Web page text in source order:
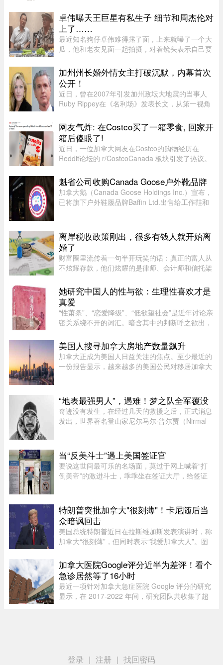
薪。数据显示，2025 年有 78% 的联邦雇员获得了
薪资提升，而工资下降者还不到万分 ...
卓伟曝天王巨星有私生子 细节和周杰伦对
上了……
最近知名狗仔卓伟难得露了面，上来就曝了一个大
瓜，他和老友见面一起拍摄，对着镜头表示自己要
下，卓伟爆料之前明确表示，故事就是故事，他手
头也没有真凭实据，建议大 ...
加州州长婚外情女主打破沉默，内幕首次
公开！
近日，曾在2007年引发加州政坛大地震的当事人
Ruby Rippey在《名利场》发表长文，从第一视角
Gavin Newsom的一段婚外情。这段尘封多年的往
事再次被推向风口浪尖。Gavin New ...
网友气炸: 在Costco买了一箱零食, 回家开
箱后傻眼了!
近日，一位加拿大网友在Costco的购物经历在
Reddit论坛的 r/CostcoCanada 板块引发了热议。
果回家一开箱，血压直接飙升——里面的零食居然
凭空消失了近三分之一！图片来 ...
魁省公司收购Canada Goose户外靴品牌
加拿大鹅（Canada Goose Holdings Inc.）宣布，
已将旗下户外鞋履品牌Baffin Ltd.出售给工作鞋和
旨在简化运营模式，将更 ...
离岸税收政策刚出，很多有钱人就开始离
婚了
财富圈里流传着一句半开玩笑的话：真正的富人从
不炫耀存款，他们炫耀的是律师、会计师和信托架
处，轻易不拨。可最近这段日子，笔者听说一个奇
怪的现象——好些身家不菲 ...
她研究中国人的性与欲：生理性喜欢才是
真爱
“性萧条”、“恋爱降级”、“低欲望社会”是近年讨论亲
密关系绕不开的词汇。暗含其中的判断呼之欲出，
学教授吴存存，却对这一普遍的直觉保持怀疑。她
认为，欲望绝不会 ...
美国人搜寻加拿大房地产数量飙升
加拿大正成为美国人日益关注的焦点。至少最近的
一份报告显示，越来越多的美国公民对移居加拿大
访问量的研究，发现美国用户对加拿 ...
“地表最强男人”，遇难！梦之队全军覆没
奇迹没有发生，在经过几天的救援之后，正式消息
发出，世界著名登山家尼尔马尔·普尔贾（Nirmal
月2日，巴基斯坦阿尔卑斯俱 ...
当“反美斗士”遇上美国签证官
要说这世间最可乐的名场面，莫过于网上喊着“打
倒美帝”的激进斗士，乖乖坐在签证大厅，给签证
美狠话少了许多，火药味也 ...
特朗普突批加拿大"很刻薄"！卡尼随后当
众暗讽回击
美国总统特朗普近日在拉斯维加斯发表演讲时，称
加拿大“很刻薄”，但同时表示“我爱加拿大人”。图
Casino Resort Spa 发表演讲，宣传华盛顿的经济
议程。他在发言中谈到 ...
加拿大医院Google评分近半为差评！看个
急诊居然等了16小时
最近一项针对加拿大急症医院 Google 评分的研究
显示，在 2017-2022 年间，研究团队共收集了超
登录 | 注册 | 找回密码